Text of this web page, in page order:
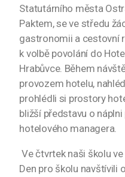
Statutárního města
Paktem, se ve středu
gastronomii a cestovní
k volbě povolání do
Hrabůvce. Během
provozem hotelu,
prohlédli si prostory
bližší představu o
hotelového managera.
Ve čtvrtek naši školu
Den pro školu navštívili